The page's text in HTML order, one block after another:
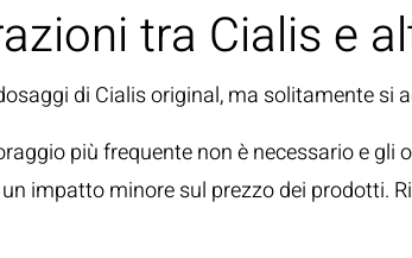
tra Cialis e
di Cialis original, ma solitamente si
più frequente non è necessario e
impatto minore sul prezzo dei prodotti.